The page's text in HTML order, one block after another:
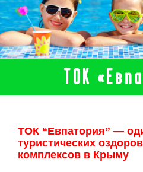
ТОК
ТОК “Евпатория” —
туристических
комплексов в Крыму